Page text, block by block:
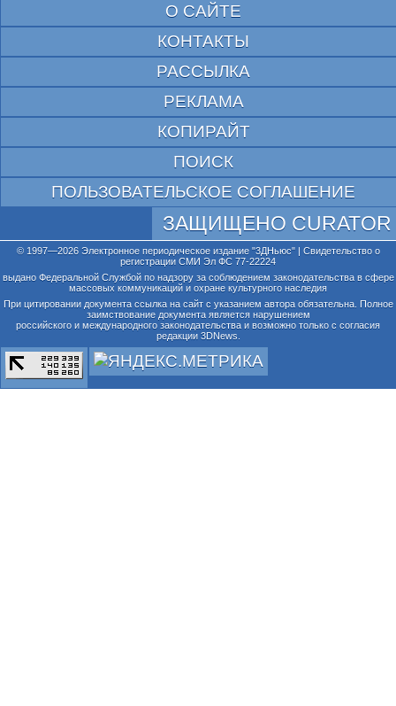
О САЙТЕ
КОНТАКТЫ
РАССЫЛКА
РЕКЛАМА
КОПИРАЙТ
ПОИСК
ПОЛЬЗОВАТЕЛЬСКОЕ СОГЛАШЕНИЕ
ЗАЩИЩЕНО CURATOR
© 1997—2026 Электронное периодическое издание "3ДНьюс" | Свидетельство о
регистрации СМИ Эл ФС 77-22224
выдано Федеральной Службой по надзору за соблюдением законодательства в сфере
массовых коммуникаций и охране культурного наследия
При цитировании документа ссылка на сайт с указанием автора обязательна. Полное
заимствование документа является нарушением
российского и международного законодательства и возможно только с согласия
редакции 3DNews.